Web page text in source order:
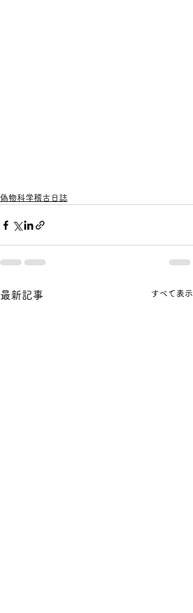
偽物科学稽古日誌
最新記事 すべて表示